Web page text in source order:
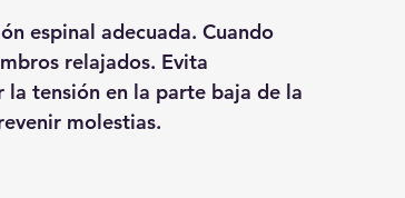
espinal adecuada. Cuando
relajados. Evita
tensión en la parte baja de la
molestias.